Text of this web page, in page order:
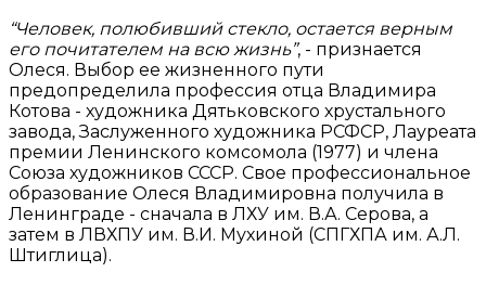
“Человек, полюбивший стекло, остается верным
его почитателем на всю жизнь”, - признается
Олеся. Выбор ее жизненного пути
предопределила профессия отца Владимира
Котова - художника Дятьковского хрустального
завода, Заслуженного художника РСФСР, Лауреата
премии Ленинского комсомола (1977) и члена
Союза художников СССР. Свое профессиональное
образование Олеся Владимировна получила в
Ленинграде - сначала в ЛХУ им. В.А. Серова, а
затем в ЛВХПУ им. В.И. Мухиной (СПГХПА им. А.Л.
Штиглица).